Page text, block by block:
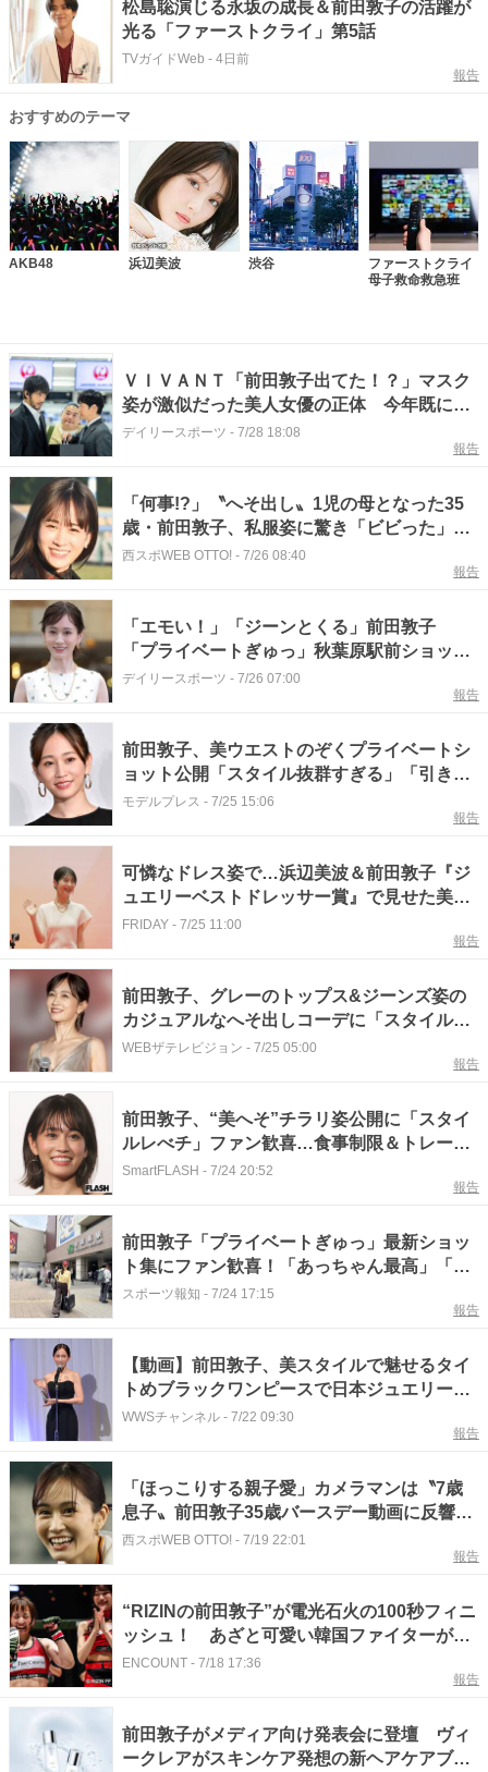
松島聡演じる永坂の成長＆前田敦子の活躍が
光る「ファーストクライ」第5話
TVガイドWeb - 4日前
報告
おすすめのテーマ
AKB48 浜辺美波 渋谷
ファーストクライ
母子救命救急班
ＶＩＶＡＮＴ「前田敦子出てた！？」マスク
姿が激似だった美人女優の正体 今年既にド
ラマ８本出まくり なぜ和歌山病院だけ爆発
デイリースポーツ - 7/28 18:08
報告
「何事!?」〝へそ出し〟1児の母となった35
歳・前田敦子、私服姿に驚き「ビビった」
「ピアス似合いすぎ!!!!」「お腹を冷やしちゃ
西スポWEB OTTO! - 7/26 08:40
報告
「エモい！」「ジーンとくる」前田敦子
「プライベートぎゅっ」秋葉原駅前ショット
に反響続々
デイリースポーツ - 7/26 07:00
報告
前田敦子、美ウエストのぞくプライベートシ
ョット公開「スタイル抜群すぎる」「引き締
まってる」と反響
モデルプレス - 7/25 15:06
報告
可憐なドレス姿で…浜辺美波＆前田敦子『ジ
ュエリーベストドレッサー賞』で見せた美ス
タイル＆デコルテ
FRIDAY - 7/25 11:00
報告
前田敦子、グレーのトップス&ジーンズ姿の
カジュアルなへそ出しコーデに「スタイルレ
ベチ」の声
WEBザテレビジョン - 7/25 05:00
報告
前田敦子、“美へそ”チラリ姿公開に「スタイ
ルレべチ」ファン歓喜…食事制限＆トレーニ
ングの“プロ意識”
SmartFLASH - 7/24 20:52
報告
前田敦子「プライベートぎゅっ」最新ショッ
ト集にファン歓喜！「あっちゃん最高」「横
顔綺麗すぎ」「エモい！」
スポーツ報知 - 7/24 17:15
報告
【動画】前田敦子、美スタイルで魅せるタイ
トめブラックワンピースで日本ジュエリーベ
ストドレッサー賞30代部門受賞で思いを語る
「40代、50代部門もまた呼んでいただけるよ
WWSチャンネル - 7/22 09:30
報告
「ほっこりする親子愛」カメラマンは〝7歳
息子〟前田敦子35歳バースデー動画に反響
続々「カメラマンのかわいい声がする」「お
西スポWEB OTTO! - 7/19 22:01
報告
“RIZINの前田敦子”が電光石火の100秒フィニ
ッシュ！ あざと可愛い韓国ファイターが苦
悶のタップ
ENCOUNT - 7/18 17:36
報告
前田敦子がメディア向け発表会に登壇 ヴィ
ークレアがスキンケア発想の新ヘアケアブラ